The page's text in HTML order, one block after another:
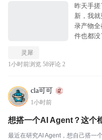
昨天手
新，我
录产物
件也都
灵犀
1小时前浏览 58评论 2
cla可可
1小时前
想搭一个AI Agent？这个
最近在研究AI Agent，想自己搭一